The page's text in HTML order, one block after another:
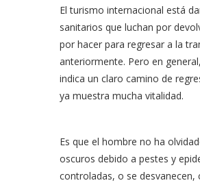
El turismo internacional está
sanitarios que luchan por
por hacer para regresar a la
anteriormente. Pero en
indica un claro camino de
ya muestra mucha vitalidad.
Es que el hombre no ha
oscuros debido a pestes y
controladas, o se